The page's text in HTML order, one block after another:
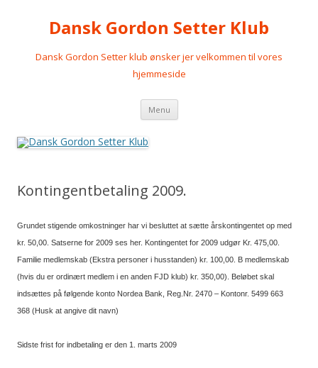
Dansk Gordon Setter Klub
Dansk Gordon Setter klub ønsker jer velkommen til vores
hjemmeside
Menu Videre
indhold
Kontingentbetaling 2009.
Grundet stigende omkostninger har vi besluttet at sætte årskontingentet op med
kr. 50,00. Satserne for 2009 ses her. Kontingentet for 2009 udgør Kr. 475,00.
Familie medlemskab (Ekstra personer i husstanden) kr. 100,00. B medlemskab
(hvis du er ordinært medlem i en anden FJD klub) kr. 350,00).
Beløbet skal
indsættes på følgende konto Nordea Bank, Reg.Nr. 2470 – Kontonr. 5499 663
368 (Husk at angive dit navn)
Sidste frist for indbetaling er den 1. marts 2009